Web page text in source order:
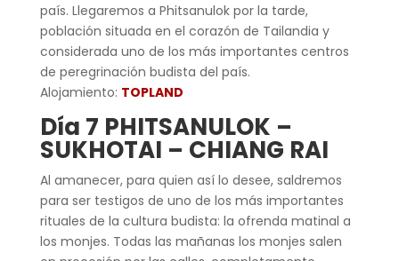
país. Llegaremos a Phitsanulok por la tarde,
población situada en el corazón de Tailandia y
considerada uno de los más importantes centros
de peregrinación budista del país.
Alojamiento: TOPLAND
Día 7 PHITSANULOK –
SUKHOTAI – CHIANG RAI
Al amanecer, para quien así lo desee, saldremos
para ser testigos de uno de los más importantes
rituales de la cultura budista: la ofrenda matinal a
los monjes. Todas las mañanas los monjes salen